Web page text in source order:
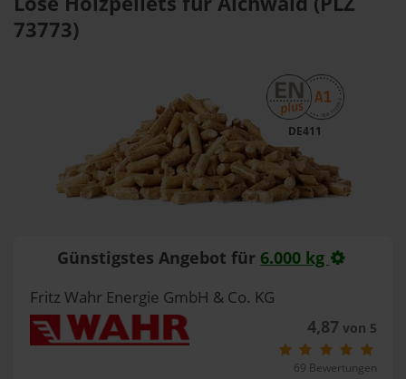
73773)
DE411
Günstigstes Angebot für 6.000 kg
Fritz Wahr Energie GmbH & Co. KG
4,87von 5
69 Bewertungen